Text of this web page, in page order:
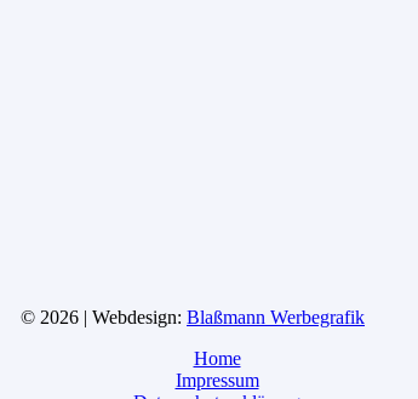
© 2026 | Webdesign: Blaßmann Werbegrafik
Home
Impressum